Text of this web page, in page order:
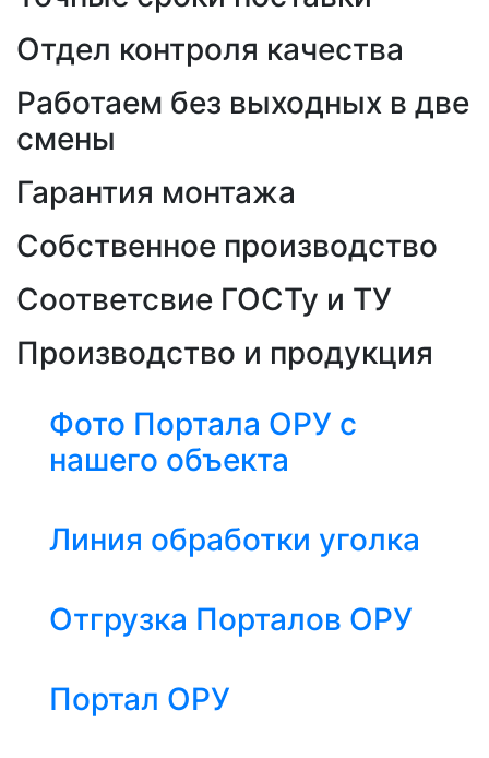
Отдел контроля качества
Работаем без выходных в две
смены
Гарантия монтажа
Собственное производство
Соответсвие ГОСТу и ТУ
Производство и продукция
Фото Портала ОРУ с
нашего объекта
Линия обработки уголка
Отгрузка Порталов ОРУ
Портал ОРУ